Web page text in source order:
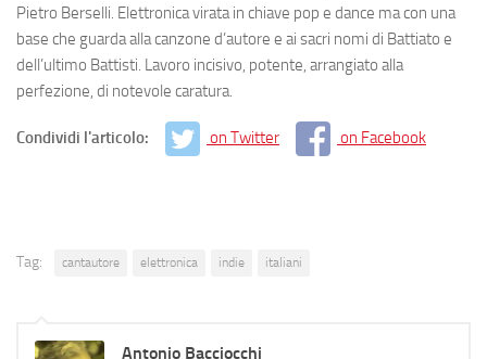
Pietro Berselli. Elettronica virata in chiave pop e dance ma con una
base che guarda alla canzone d’autore e ai sacri nomi di Battiato e
dell’ultimo Battisti. Lavoro incisivo, potente, arrangiato alla
perfezione, di notevole caratura.
Condividi l'articolo: on Twitter on Facebook
Tag: cantautore elettronica indie italiani
Antonio Bacciocchi